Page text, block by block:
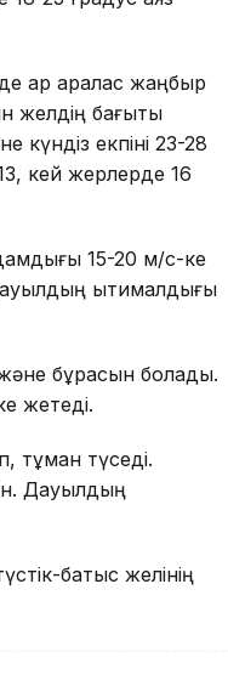
қар аралас жаңбыр
желдің бағыты
екпіні 23-28
кей жерлерде 16
15-20 м/с-ке
ықтималдығы
бұрқасын болады.
жетеді.
тұман түседі.
Дауылдың
батыс желінің